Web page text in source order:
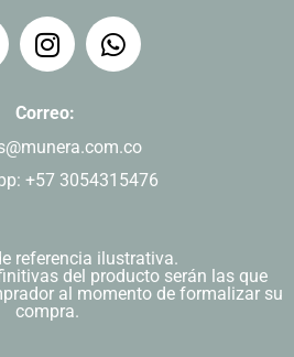
Correo:
+57 3054315476
referencia ilustrativa.
del producto serán las que
al momento de formalizar su
compra.